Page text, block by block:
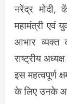
नरेंद्र मोदी,
महामंत्री एवं
आभार व्यक्त
राष्ट्रीय
इस महत्वपूर्ण
के लिए उनके